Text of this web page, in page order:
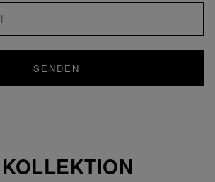
SENDEN